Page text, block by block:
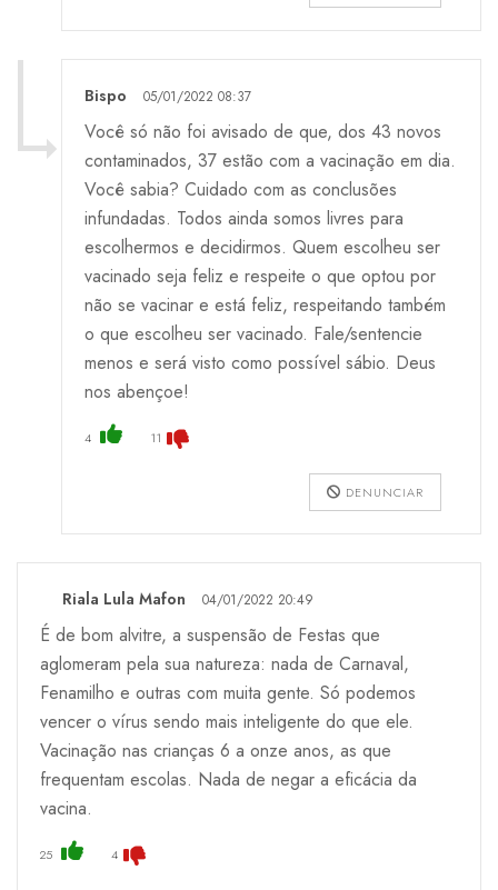
Bispo 05/01/2022 08:37
Você só não foi avisado de que, dos 43 novos
contaminados, 37 estão com a vacinação em dia.
Você sabia? Cuidado com as conclusões
infundadas. Todos ainda somos livres para
escolhermos e decidirmos. Quem escolheu ser
vacinado seja feliz e respeite o que optou por
não se vacinar e está feliz, respeitando também
o que escolheu ser vacinado. Fale/sentencie
menos e será visto como possível sábio. Deus
nos abençoe!
4 11
DENUNCIAR
Riala Lula Mafon 04/01/2022 20:49
É de bom alvitre, a suspensão de Festas que
aglomeram pela sua natureza: nada de Carnaval,
Fenamilho e outras com muita gente. Só podemos
vencer o vírus sendo mais inteligente do que ele.
Vacinação nas crianças 6 a onze anos, as que
frequentam escolas. Nada de negar a eficácia da
vacina.
25 4